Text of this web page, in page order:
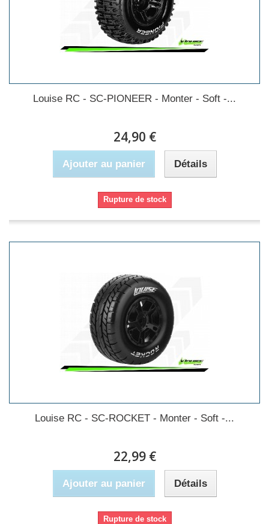
Louise RC - SC-PIONEER - Monter - Soft -...
24,90 €
Ajouter au panier Détails
Rupture de stock
Louise RC - SC-ROCKET - Monter - Soft -...
22,99 €
Ajouter au panier Détails
Rupture de stock